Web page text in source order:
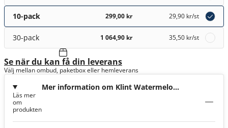
10-pack 299,00 kr 29,90 kr/st
30-pack 1 064,90 kr 35,50 kr/st
Se när du kan få din leverans
Välj mellan ombud, paketbox eller hemleverans
Mer information om Klint Watermelon
Läs mer
om
produkten